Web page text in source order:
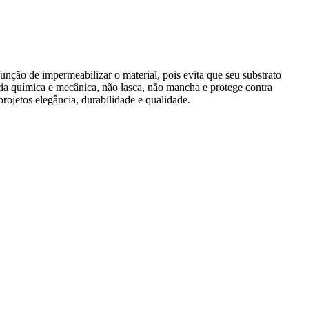
de impermeabilizar o material, pois evita que seu substrato
e mecânica, não lasca, não mancha e protege contra
elegância, durabilidade e qualidade.